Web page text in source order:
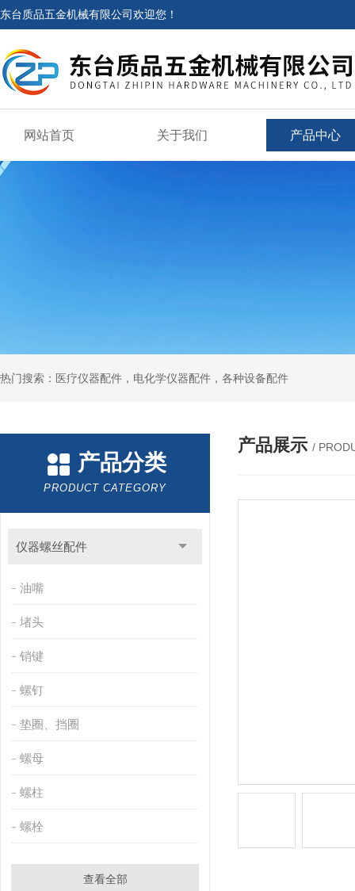
东台质品五金机械有限公司欢迎您！
网站首页 关于我们 产品中心
热门搜索：医疗仪器配件，电化学仪器配件，各种设备配件
产品分类
PRODUCT CATEGORY
仪器螺丝配件
油嘴
堵头
销键
螺钉
垫圈、挡圈
螺母
螺柱
螺栓
查看全部
产品展示 /